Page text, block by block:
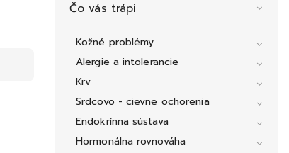
Čo vás trápi
Kožné problémy
Alergie a intolerancie
Krv
Srdcovo - cievne ochorenia
Endokrínna sústava
Hormonálna rovnováha